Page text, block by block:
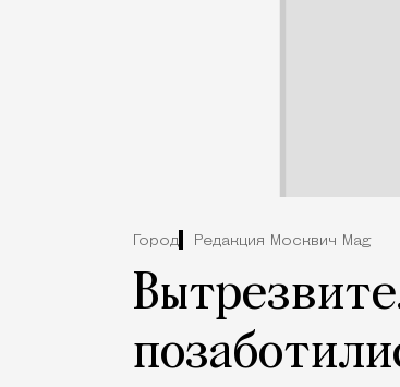
Город Редакция Москвич Mag